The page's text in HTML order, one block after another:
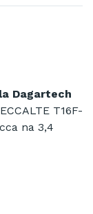
Dagartech
T16F-
cca na 3,4